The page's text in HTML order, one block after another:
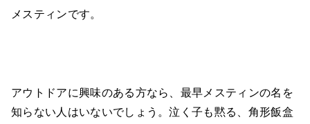
メスティンです。
アウトドアに興味のある方なら、最早メスティンの名を
知らない人はいないでしょう。泣く子も黙る、角形飯盒